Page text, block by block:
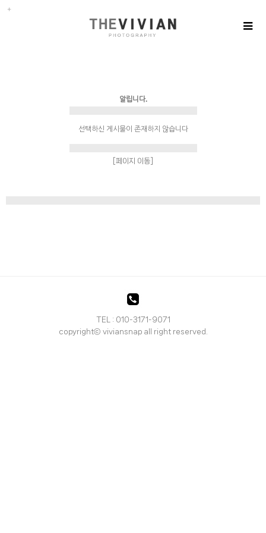
알립니다.
선택하신 게시물이 존재하지 않습니다
[페이지 이동]
TEL : 010-3171-9071
copyrightⓒ viviansnap all right reserved.